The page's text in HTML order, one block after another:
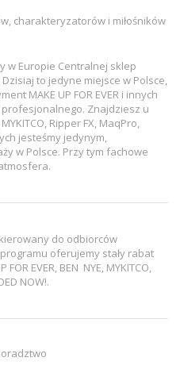
charakteryzatorów i miłośników
w Europie Centralnej sklep
Dzisiaj to jedyne miejsce w Polsce,
MAKE UP FOR EVER i innych
Znajdziesz u
Ripper FX, MaqPro,
jesteśmy jedynym,
w Polsce. Przy tym fachowe
do odbiorców
oferujemy stały rabat
EVER, BEN NYE, MYKITCO,
NOW!.